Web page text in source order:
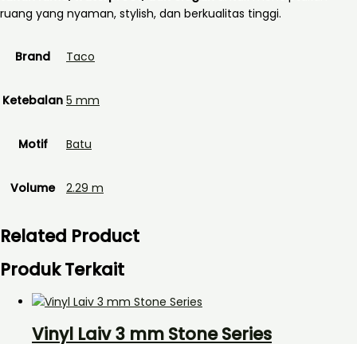
ruang yang nyaman, stylish, dan berkualitas tinggi.
Brand Taco
Ketebalan 5 mm
Motif Batu
Volume 2.29 m
Related Product
Produk Terkait
Vinyl Laiv 3 mm Stone Series